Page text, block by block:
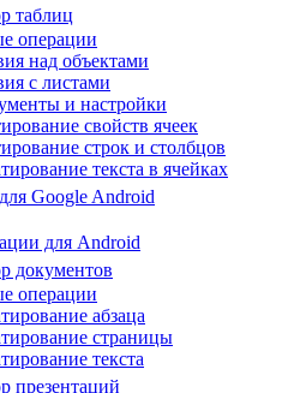
таблиц
операции
над объектами
с листами
и настройки
свойств ячеек
строк и столбцов
текста в ячейках
Google Android
для Android
документов
операции
абзаца
страницы
текста
презентаций